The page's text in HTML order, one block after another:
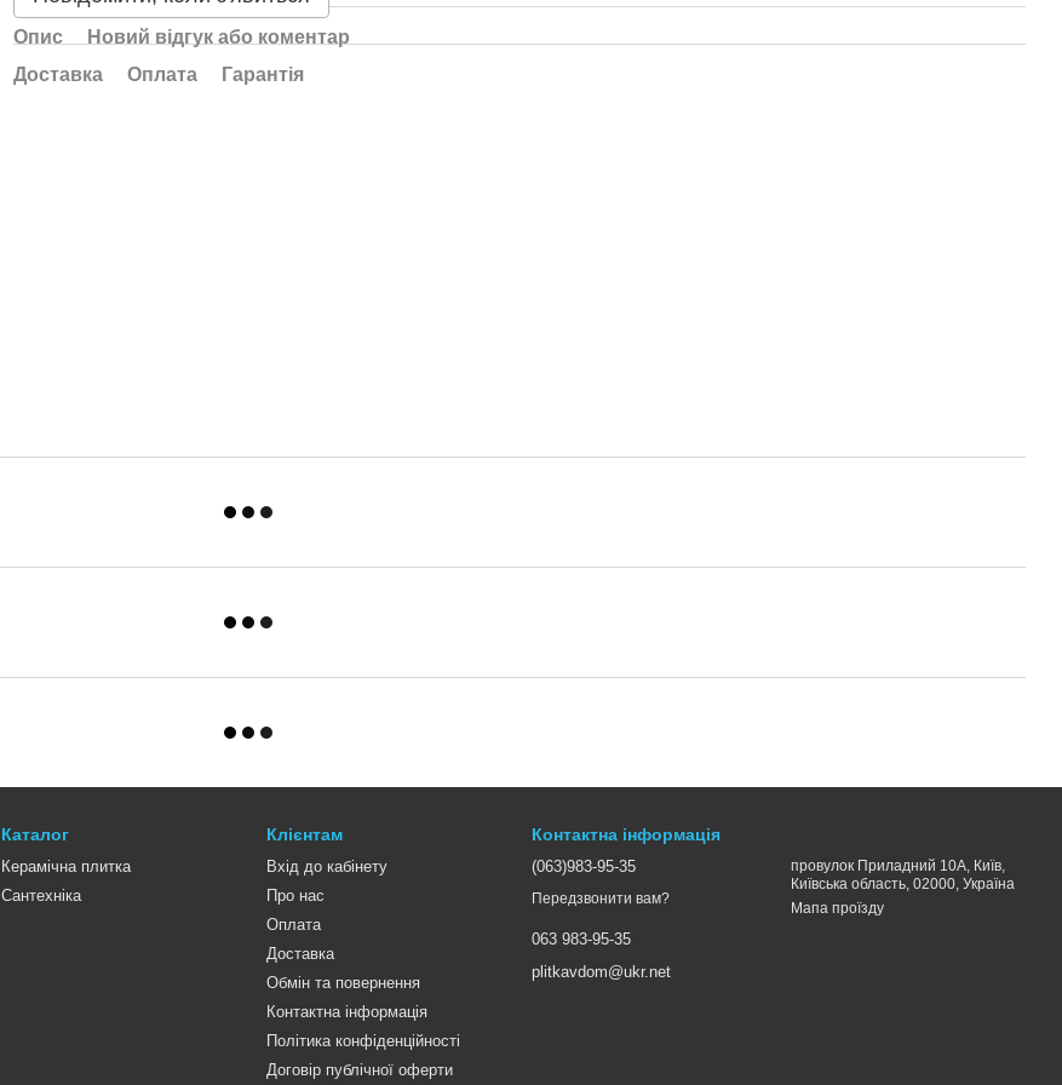
Опис
Новий відгук або коментар
Доставка
Оплата Гарантія
Каталог
Керамічна плитка
Сантехніка
Клієнтам
Вхід до кабінету
Про нас
Оплата
Доставка
Обмін та повернення
Контактна інформація
Політика конфіденційності
Договір публічної оферти
Контактна інформація
(063)983-95-35
Передзвонити вам?
063 983-95-35
plitkavdom@ukr.net
провулок Приладний 10А, Київ,
Київська область, 02000, Україна
Мапа проїзду